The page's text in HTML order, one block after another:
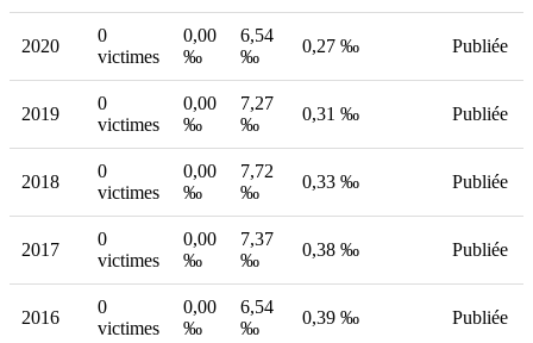
2020
0
victimes
0,00
‰
6,54
‰
0,27 ‰ Publiée
2019
0
victimes
0,00
‰
7,27
‰
0,31 ‰ Publiée
2018
0
victimes
0,00
‰
7,72
‰
0,33 ‰ Publiée
2017
0
victimes
0,00
‰
7,37
‰
0,38 ‰ Publiée
2016
0
victimes
0,00
‰
6,54
‰
0,39 ‰ Publiée